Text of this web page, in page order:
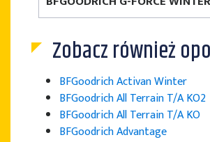
Zobacz również
BFGoodrich Activan Winter
BFGoodrich All Terrain T/A KO2
BFGoodrich All Terrain T/A KO
BFGoodrich Advantage